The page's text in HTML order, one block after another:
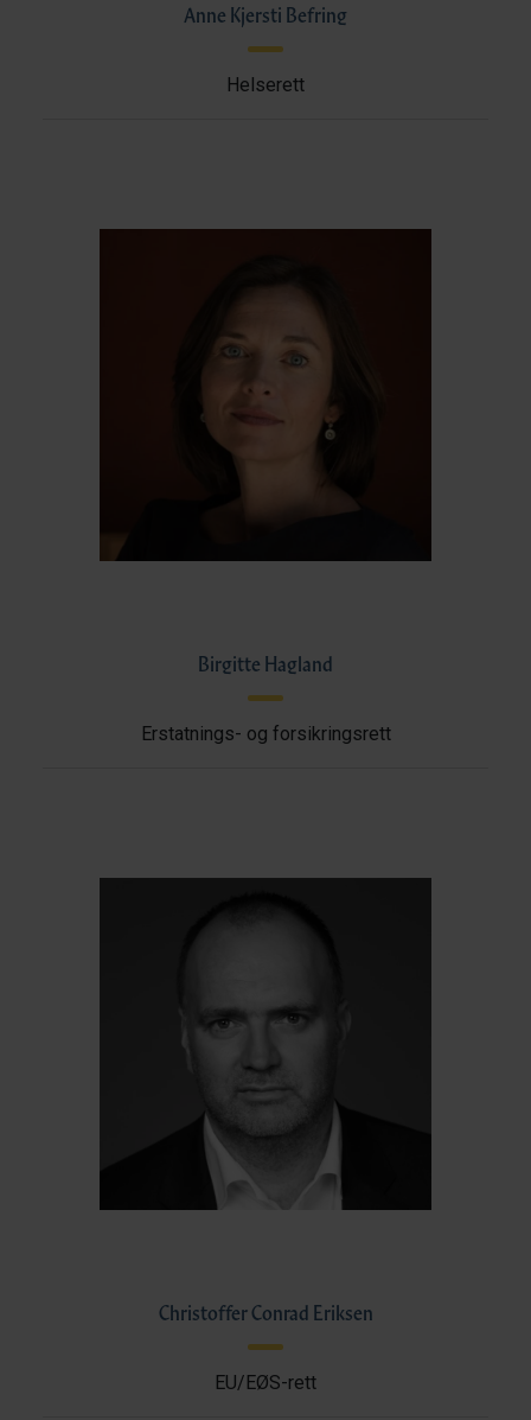
Anne Kjersti Befring
Helserett
Birgitte Hagland
Erstatnings- og forsikringsrett
Christoffer Conrad Eriksen
EU/EØS-rett